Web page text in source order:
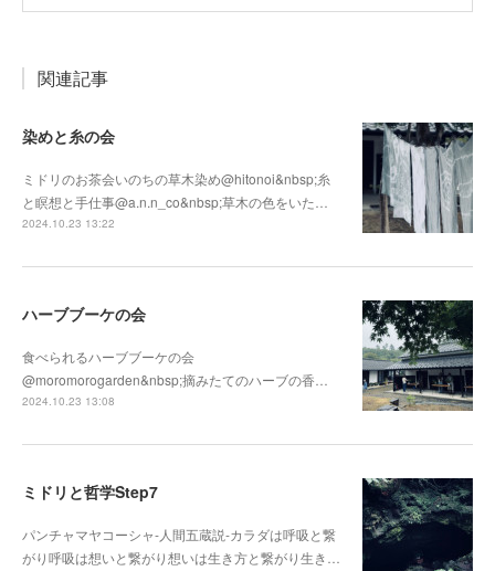
関連記事
染めと糸の会
ミドリのお茶会いのちの草木染め@hitonoi&nbsp;糸
と瞑想と手仕事@a.n.n_co&nbsp;草木の色をいた…
2024.10.23 13:22
ハーブブーケの会
食べられるハーブブーケの会
@moromorogarden&nbsp;摘みたてのハーブの香…
2024.10.23 13:08
ミドリと哲学Step7
パンチャマヤコーシャ-人間五蔵説-カラダは呼吸と繋
がり呼吸は想いと繋がり想いは生き方と繋がり生き…